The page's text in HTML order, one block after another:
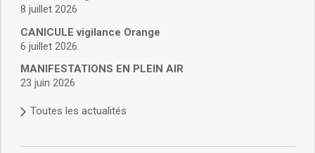
Budget d’Investissement
Règlement du conseil municipal
Délibérations 2025
Délibérations 2024
Délibérations 2023
8 juillet 2026
CANICULE vigilance Orange
6 juillet 2026
MANIFESTATIONS EN PLEIN AIR
23 juin 2026
Toutes les actualités